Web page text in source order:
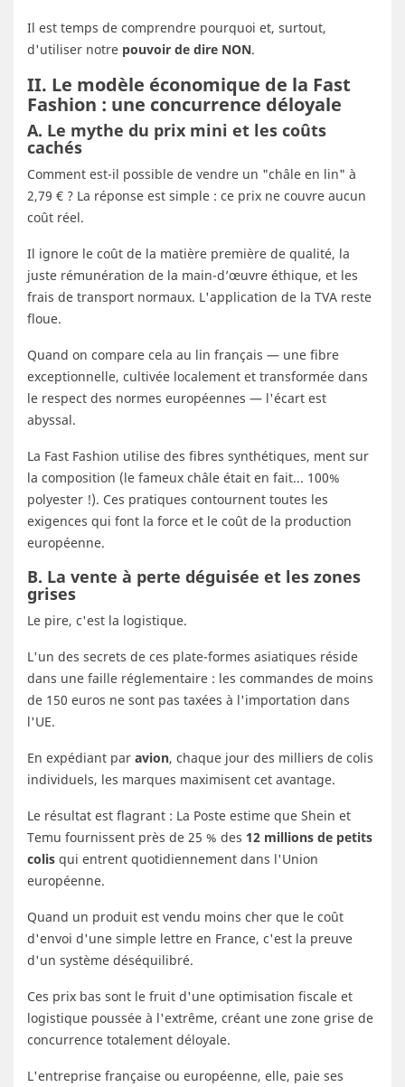
Il est temps de comprendre pourquoi et, surtout,
d'utiliser notre pouvoir de dire NON.
II. Le modèle économique de la Fast
Fashion : une concurrence déloyale
A. Le mythe du prix mini et les coûts
cachés
Comment est-il possible de vendre un "châle en lin" à
2,79 € ? La réponse est simple : ce prix ne couvre aucun
coût réel.
Il ignore le coût de la matière première de qualité, la
juste rémunération de la main-d’œuvre éthique, et les
frais de transport normaux. L'application de la TVA reste
floue.
Quand on compare cela au lin français — une fibre
exceptionnelle, cultivée localement et transformée dans
le respect des normes européennes — l'écart est
abyssal.
La Fast Fashion utilise des fibres synthétiques, ment sur
la composition (le fameux châle était en fait... 100%
polyester !). Ces pratiques contournent toutes les
exigences qui font la force et le coût de la production
européenne.
B. La vente à perte déguisée et les zones
grises
Le pire, c'est la logistique.
L'un des secrets de ces plate-formes asiatiques réside
dans une faille réglementaire : les commandes de moins
de 150 euros ne sont pas taxées à l'importation dans
l'UE.
En expédiant par avion, chaque jour des milliers de colis
individuels, les marques maximisent cet avantage.
Le résultat est flagrant : La Poste estime que Shein et
Temu fournissent près de 25 % des 12 millions de petits
colis qui entrent quotidiennement dans l'Union
européenne.
Quand un produit est vendu moins cher que le coût
d'envoi d'une simple lettre en France, c'est la preuve
d'un système déséquilibré.
Ces prix bas sont le fruit d'une optimisation fiscale et
logistique poussée à l'extrême, créant une zone grise de
concurrence totalement déloyale.
L'entreprise française ou européenne, elle, paie ses